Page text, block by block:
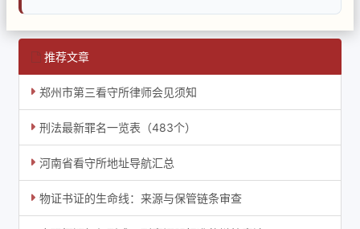
推荐文章
郑州市第三看守所律师会见须知
刑法最新罪名一览表（483个）
河南省看守所地址导航汇总
物证书证的生命线：来源与保管链条审查